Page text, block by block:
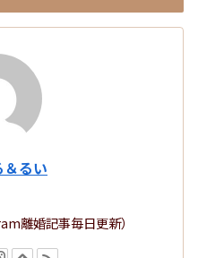
＆るい
婚記事毎日更新）